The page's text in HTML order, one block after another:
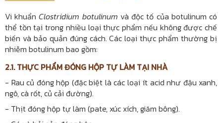
Vi khuẩnClostridium botulinum và độc tố của botulinum có
thể tồn tại trong nhiều loại thực phẩm nếu không được chế
biến và bảo quản đúng cách. Các loại thực phẩm thường bị
nhiễm botulinum bao gồm:
2.1. THỰC PHẨM ĐÓNG HỘP TỰ LÀM TẠI NHÀ
- Rau củ đóng hộp (đặc biệt là các loại ít acid như đậu xanh,
ngô, cà rốt, củ cải đường).
- Thịt đóng hộp tự làm (pate, xúc xích, giăm bông).